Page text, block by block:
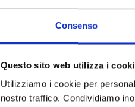
Consenso
Questo sito web utilizza i
Utilizziamo i cookie per
nostro traffico. Condividiamo